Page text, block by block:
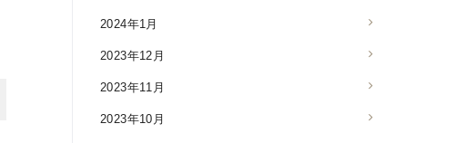
2024年1月
2023年12月
2023年11月
2023年10月